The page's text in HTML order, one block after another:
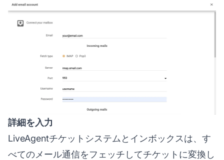
詳細を入力
LiveAgentチケットシステムとインボックスは、す
べてのメール通信をフェッチしてチケットに変換し